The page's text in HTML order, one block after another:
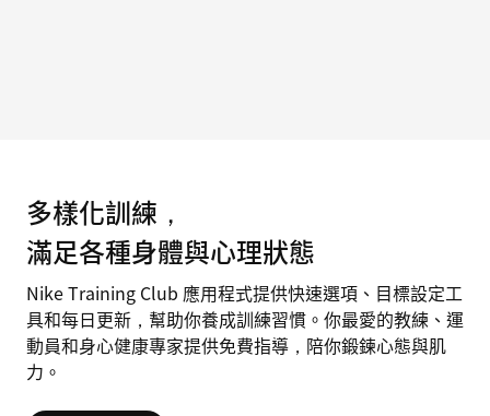
多樣化訓練，
滿足各種身體與心理狀態
Nike Training Club 應用程式提供快速選項、目標設定工
具和每日更新，幫助你養成訓練習慣。你最愛的教練、運
動員和身心健康專家提供免費指導，陪你鍛鍊心態與肌
力。